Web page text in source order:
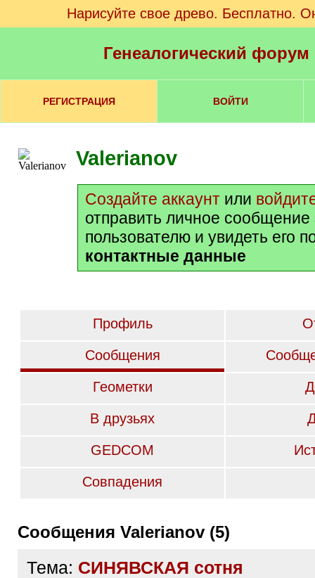
Нарисуйте свое древо. Бесплатно.
Генеалогический
РЕГИСТРАЦИЯ ВОЙТИ
Valerianov
Создайте аккаунт или
отправить личное сообщение
пользователю и увидеть его
контактные данные
Профиль
Сообщения
Геометки
В друзьях
GEDCOM
Совпадения
Сообщения Valerianov (5)
Тема: СИНЯВСКАЯ сотня